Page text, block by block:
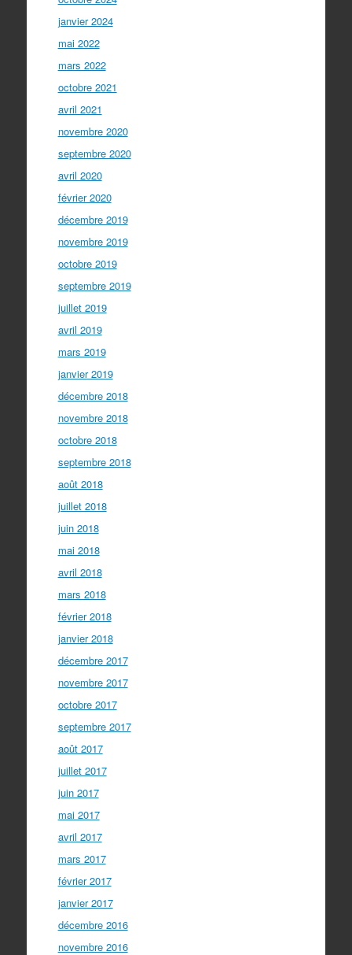
janvier 2024
mai 2022
mars 2022
octobre 2021
avril 2021
novembre 2020
septembre 2020
avril 2020
février 2020
décembre 2019
novembre 2019
octobre 2019
septembre 2019
juillet 2019
avril 2019
mars 2019
janvier 2019
décembre 2018
novembre 2018
octobre 2018
septembre 2018
août 2018
juillet 2018
juin 2018
mai 2018
avril 2018
mars 2018
février 2018
janvier 2018
décembre 2017
novembre 2017
octobre 2017
septembre 2017
août 2017
juillet 2017
juin 2017
mai 2017
avril 2017
mars 2017
février 2017
janvier 2017
décembre 2016
novembre 2016